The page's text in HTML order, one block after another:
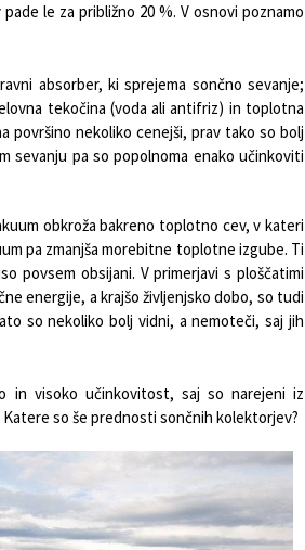
le za približno 20 %. V osnovi poznamo
absorber, ki sprejema sončno sevanje;
tekočina (voda ali antifriz) in toplotna
površino nekoliko cenejši, prav tako so bolj
sevanju pa so popolnoma enako učinkoviti
obkroža bakreno toplotno cev, v kateri
pa zmanjša morebitne toplotne izgube. Ti
povsem obsijani. V primerjavi s ploščatimi
energije, a krajšo življenjsko dobo, so tudi
so nekoliko bolj vidni, a nemoteči, saj jih
in visoko učinkovitost, saj so narejeni iz
so še prednosti sončnih kolektorjev?